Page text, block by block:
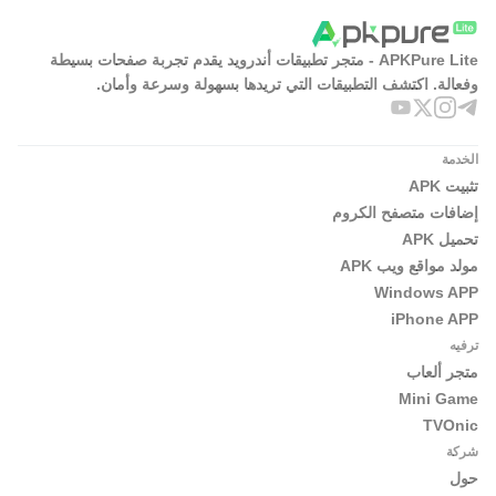
مميزات وعيوب YouTube Vanced
تظهر نقاط قوة YouTube Vanced بوضوح عند استخدامه
للمشاهدة اليومية والاستماع الطويل. وفي المقابل، توجد بعض
والأجهزة.
المميزات
يقلل الإعلانات أثناء مشاهدة فيديوهات يوتيوب.
يدعم تشغيل الصوت في الخلفية.
يوفر تحكما مباشرا في السطوع والصوت.
يدعم خيارات تخطي مفيدة عند توفرها.
العيوب
التوفر والدعم قد يختلفان بين النسخ.
تسجيل الدخول قد يحتاج MicroG أو GMSCore.
APKPure Lite - متجر تطبيقات أندرويد يقدم تجربة صفحات بسيطة
وفعالة. اكتشف التطبيقات التي تريدها بسهولة وسرعة وأمان.
الخدمة
تثبيت APK
إضافات متصفح الكروم
تحميل APK
مولد مواقع ويب APK
Windows APP
iPhone APP
ترفيه
متجر ألعاب
Mini Game
TVOnic
شركة
حول